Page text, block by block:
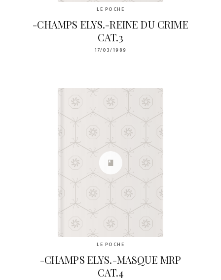
LE POCHE
-CHAMPS ELYS.-REINE DU CRIME
CAT.3
17/03/1989
LE POCHE
-CHAMPS ELYS.-MASQUE MRP
CAT.4